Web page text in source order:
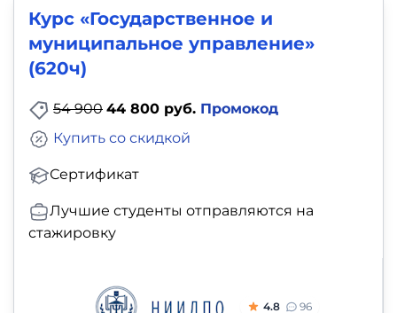
Курс «Государственное и
муниципальное управление»
(620ч)
54 900 44 800 руб. Промокод
Сертификат
Купить со скидкой
Лучшие студенты отправляются на
стажировку
4.8 96